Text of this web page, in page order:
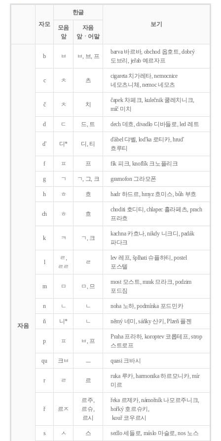
자모
한글
보기
모음
앞
자음
앞ㆍ어말
자음
b ㅂ ㅂ, 브, 프
barva 바르바, obchod 옵호트, dobrý
도브리, jeřab 예르자프
c ㅊ 츠
cigareta 치가레타, nemocnice
네모츠니체, nemoc 네모츠
č ㅊ 치
čapek 차페크, kulečnik 쿨레치니크,
míč 미치
d ㄷ 드, 트 dech 데흐, divadlo 디바들로, led 레트
d' 디* 디, 티
d'ábel 댜벨, lod'ka 로티카, hrud'
흐루티
f ㅍ 프 fík 피크, knoflík 크노플리크
g ㄱ ㄱ, 그, 크 gramofon 그라모폰
h ㅎ 흐 hadr 하드르, hmyz 흐미스, bůh 부흐
ch ㅎ 흐
choditi 호디티, chlapec 흘라페츠, prach
프라흐
k ㅋ ㄱ, 크
kachna 카흐나, nikdy 니크디, padák
파다크
l
ㄹ,
ㄹㄹ
ㄹ
lev 레프, šplhati 슈플하티, postel
포스텔
m ㅁ ㅁ, 므
most 모스트, mrak 므라크, podzim
포드짐
n ㄴ ㄴ noha 노하, podmínka 포드민카
ň 니* ㄴ němý 네미, sáňky 산키, Plzeň 플젠
p ㅍ ㅂ, 프
Praha 프라하, koroptev 코롭테프, strop
스트로프
qu 크ㅂ ㅡ quasi 크바시
r ㄹ 르
ruka 루카, harmonika 하르모니카, mír
미르
ř 르ㅈ
르주,
르슈,
르시
řeka 르제카, námořník 나모르주니크,
hořký 호르슈키,
kouř 코우르시
s ㅅ 스 sedlo 세들로, máslo 마슬로, nos 노스